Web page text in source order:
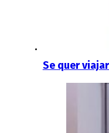
Se quer